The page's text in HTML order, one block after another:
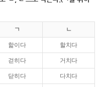
ㄱ ㄴ
핥이다 할치다
걷히다 거치다
닫히다 다치다